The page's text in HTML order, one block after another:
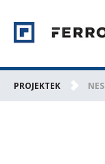
PROJEKTEK